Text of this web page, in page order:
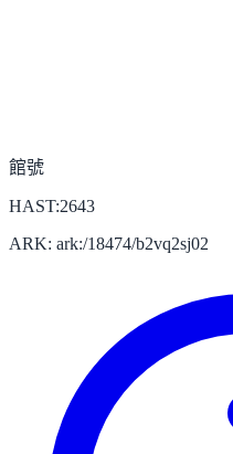
館號
HAST:2643
ARK: ark:/18474/b2vq2sj02